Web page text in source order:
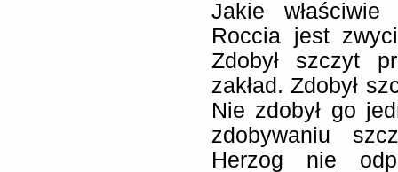
Jakie
Roccia jest
Zdobył szczyt
zakład. Zdobył
Nie zdobył go
zdobywaniu
Herzog nie